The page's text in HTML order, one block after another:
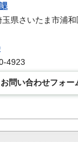
県さいたま市浦
4923
お問い合わせフォー